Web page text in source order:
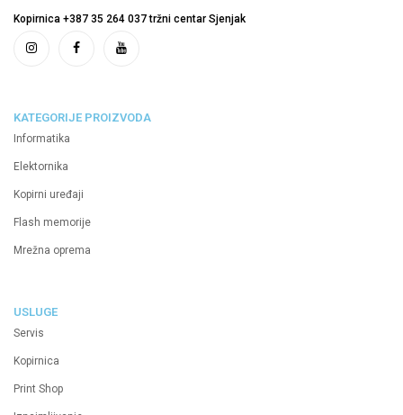
Kopirnica +387 35 264 037 tržni centar Sjenjak
KATEGORIJE PROIZVODA
Informatika
Elektornika
Kopirni uređaji
Flash memorije
Mrežna oprema
USLUGE
Servis
Kopirnica
Print Shop